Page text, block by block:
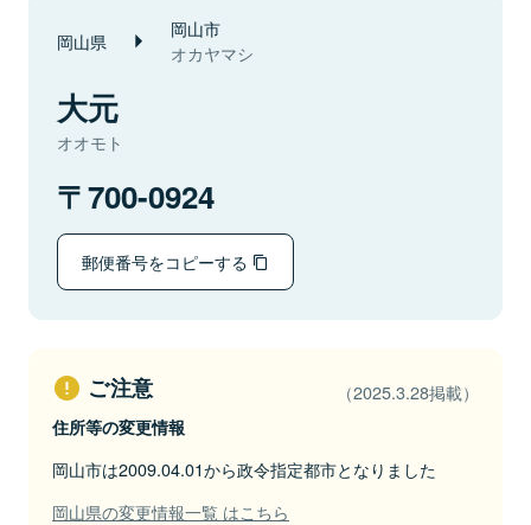
岡山県 岡山市
オカヤマシ
大元
オオモト
700-0924
郵便番号をコピーする
ご注意 （2025.3.28掲載）
住所等の変更情報
岡山市は2009.04.01から政令指定都市となりました
岡山県の変更情報一覧 はこちら